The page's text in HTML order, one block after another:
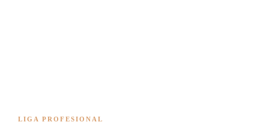
LIGA PROFESIONAL